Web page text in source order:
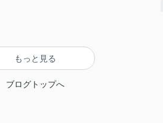
もっと見る
ブログトップへ